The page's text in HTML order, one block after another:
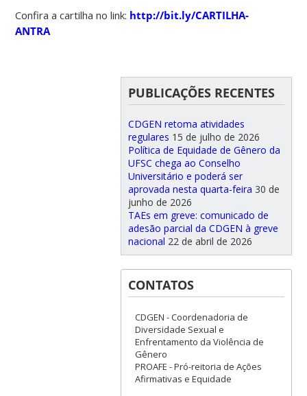
Confira a cartilha no link: http://bit.ly/CARTILHA-
ANTRA
PUBLICAÇÕES RECENTES
CDGEN retoma atividades
regulares 15 de julho de 2026
Política de Equidade de Gênero da
UFSC chega ao Conselho
Universitário e poderá ser
aprovada nesta quarta-feira 30 de
junho de 2026
TAEs em greve: comunicado de
adesão parcial da CDGEN à greve
nacional 22 de abril de 2026
CONTATOS
CDGEN - Coordenadoria de
Diversidade Sexual e
Enfrentamento da Violência de
Gênero
PROAFE - Pró-reitoria de Ações
Afirmativas e Equidade